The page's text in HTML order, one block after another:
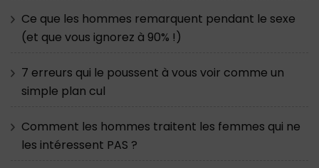
Ce que les hommes remarquent pendant le sexe
(et que vous ignorez à 90% !)
7 erreurs qui le poussent à vous voir comme un
simple plan cul
Comment les hommes traitent les femmes qui ne
les intéressent PAS ?